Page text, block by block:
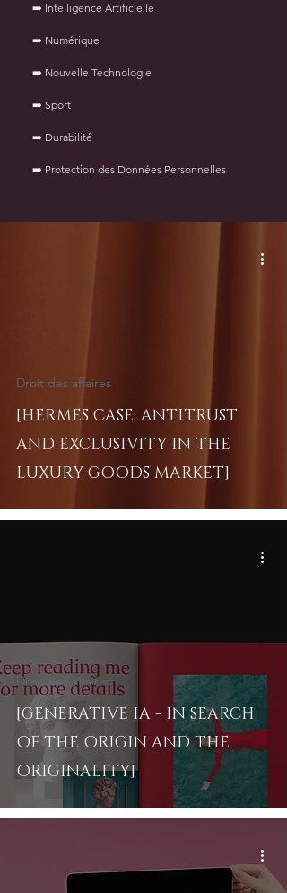
➡️ Intelligence Artificielle
➡️ Numérique
➡️ Nouvelle Technologie
➡️ Sport
➡️ Durabilité
➡️ Protection des Données Personnelles
[HERMES CASE: ANTITRUST
AND EXCLUSIVITY IN THE
LUXURY GOODS MARKET]
Droit des affaires
[GENERATIVE IA - IN SEARCH
OF THE ORIGIN AND THE
ORIGINALITY]
Droit des affaires